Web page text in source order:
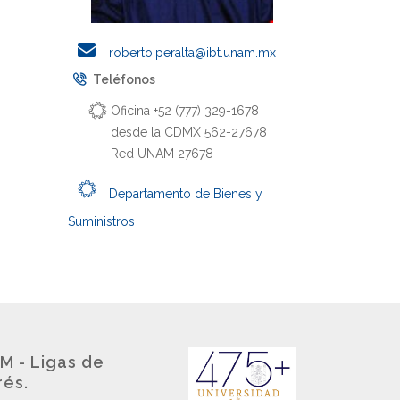
roberto.peralta@ibt.unam.mx
Teléfonos
Oficina +52 (777) 329-1678
desde la CDMX 562-27678
Red UNAM 27678
Departamento de Bienes y
Suministros
- Ligas de